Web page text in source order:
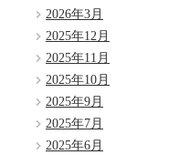
2026年3月
2025年12月
2025年11月
2025年10月
2025年9月
2025年7月
2025年6月